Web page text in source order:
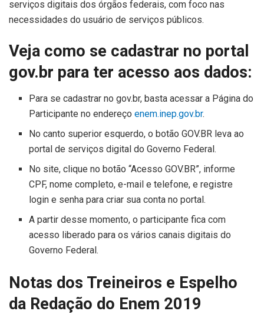
serviços digitais dos órgãos federais, com foco nas
necessidades do usuário de serviços públicos.
Veja como se cadastrar no portal
gov.br para ter acesso aos dados:
Para se cadastrar no gov.br, basta acessar a Página do
Participante no endereçoenem.inep.gov.br.
No canto superior esquerdo, o botão GOV.BR leva ao
portal de serviços digital do Governo Federal.
No site, clique no botão “Acesso GOV.BR”, informe
CPF, nome completo, e-mail e telefone, e registre
login e senha para criar sua conta no portal.
A partir desse momento, o participante fica com
acesso liberado para os vários canais digitais do
Governo Federal.
Notas dos Treineiros e Espelho
da Redação do Enem 2019